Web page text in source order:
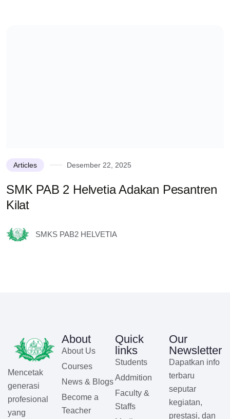
Articles Desember 22, 2025
SMK PAB 2 Helvetia Adakan Pesantren
Kilat
SMKS PAB2 HELVETIA
Mencetak
generasi
profesional
yang
About
About Us
Courses
News & Blogs
Become a
Teacher
Quick
links
Students
Addmition
Faculty &
Staffs
Our
Newsletter
Dapatkan info
terbaru
seputar
kegiatan,
prestasi, dan